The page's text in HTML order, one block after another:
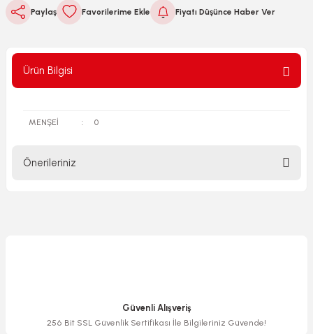
Paylaş Fiyatı Düşünce Haber Ver
Ürün Bilgisi
MENŞEİ : 0
Önerileriniz
Ürün bilgilerinde hatalar bulunuyor.
Güvenli Alışveriş
256 Bit SSL Güvenlik Sertifikası İle Bilgileriniz Güvende!